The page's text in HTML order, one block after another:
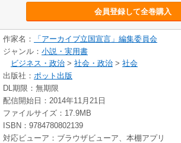
会員登録して全巻購入
作家名：
「アーカイブ立国宣言」編集委員会
ジャンル： 小説・実用書
ビジネス・政治 > 社会・政治 > 社会
出版社： ポット出版
DL期限：無期限
配信開始日：2014年11月21日
ファイルサイズ：17.9MB
ISBN：9784780802139
対応ビューア：ブラウザビューア、本棚アプリ